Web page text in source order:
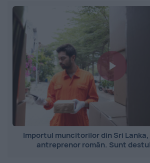
Importul muncitorilor din Sri
antreprenor român. Sunt